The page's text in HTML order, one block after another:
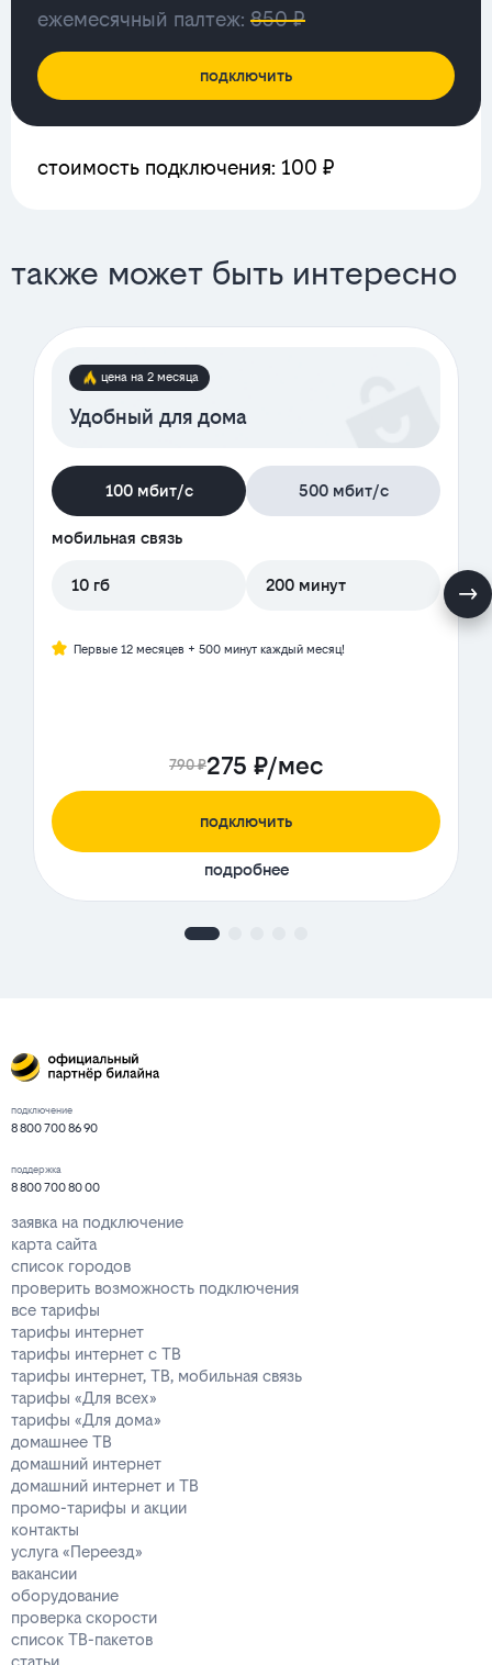
ежемесячный палтеж: 850 ₽
подключить
стоимость подключения: 100 ₽
также может быть интересно
цена на 2 месяца
Удобный для дома
100 мбит/с 500 мбит/с
мобильная связь
10 гб 200 минут
Первые 12 месяцев + 500 минут каждый месяц!
790 ₽275 ₽/мес
подключить
подробнее
подключение
8 800 700 86 90
поддержка
8 800 700 80 00
заявка на подключение
карта сайта
список городов
проверить возможность подключения
все тарифы
тарифы интернет
тарифы интернет с ТВ
тарифы интернет, ТВ, мобильная связь
тарифы «Для всех»
тарифы «Для дома»
домашнее ТВ
домашний интернет
домашний интернет и ТВ
промо-тарифы и акции
контакты
услуга «Переезд»
вакансии
оборудование
проверка скорости
список ТВ-пакетов